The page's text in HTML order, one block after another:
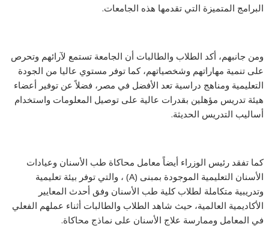
البرامج المتميزة التي تقدمها هذه الجامعات.
ومن جانبهم، أكد الطلاب والطالبات أن الجامعة تستمع لآرائهم وتحرص
على تنمية مهاراتهم وشخصياتهم، كما توفر مستوي عاليا من الجودة
التعليمية ومناهج دراسية تعد الأفضل في مصر، فضلاً عن توفير أعضاء
هيئة تدريس مؤهلين بقدرات عالية على توصيل المعلومات واستخدام
أساليب التدريس الحديثة.
كما تفقد رئيس الوزراء أيضاً معامل محاكاة طب الأسنان وعيادات
الأسنان التعليمية الموجودة بمبنى (A) ، والتي توفر بيئة تعليمية
وتدريبية متكاملة لطلاب كلية طب الأسنان وفق أحدث المعايير
الأكاديمية العالمية، حيث شاهد الطلاب والطالبات أثناء عملهم الفعلي
في المعامل وممارسة علاج الأسنان على نماذج محاكاة.